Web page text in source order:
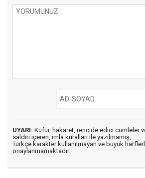
UYARI: Küfür, hakaret, rencide edici cümleler
saldırı içeren, imla kuralları ile yazılmamış,
Türkçe karakter kullanılmayan ve büyük
onaylanmamaktadır.